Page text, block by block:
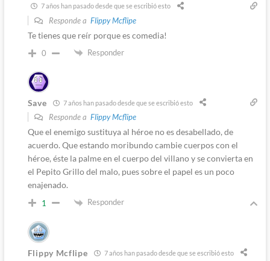
7 años han pasado desde que se escribió esto
Responde a Flippy Mcflipe
Te tienes que reír porque es comedia!
0 Responder
Save 7 años han pasado desde que se escribió esto
Responde a Flippy Mcflipe
Que el enemigo sustituya al héroe no es desabellado, de
acuerdo. Que estando moribundo cambie cuerpos con el
héroe, éste la palme en el cuerpo del villano y se convierta en
el Pepito Grillo del malo, pues sobre el papel es un poco
enajenado.
1 Responder
Flippy Mcflipe 7 años han pasado desde que se escribió esto